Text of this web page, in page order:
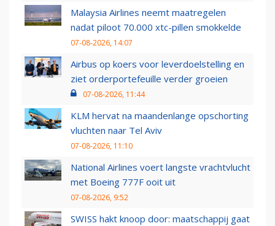
Malaysia Airlines neemt maatregelen
nadat piloot 70.000 xtc-pillen smokkelde
07-08-2026, 14:07
Airbus op koers voor leverdoelstelling en
ziet orderportefeuille verder groeien
07-08-2026, 11:44
KLM hervat na maandenlange opschorting
vluchten naar Tel Aviv
07-08-2026, 11:10
National Airlines voert langste vrachtvlucht
met Boeing 777F ooit uit
07-08-2026, 9:52
SWISS hakt knoop door: maatschappij gaat